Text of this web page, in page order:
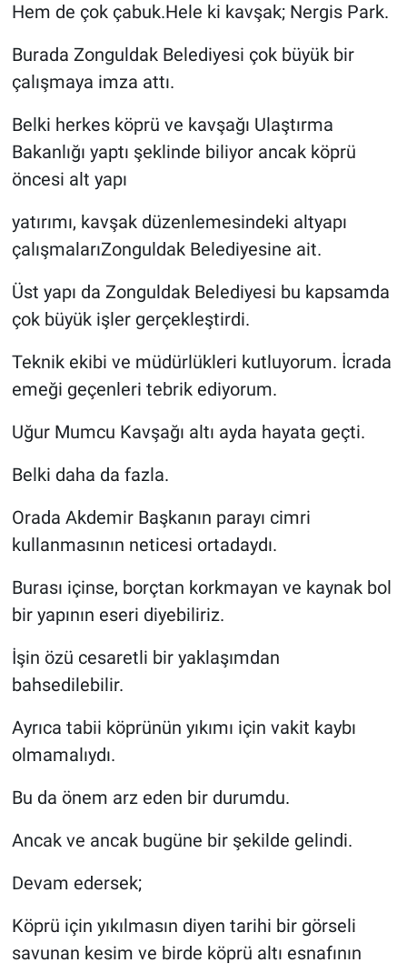
Hem de çok çabuk.Hele ki kavşak; Nergis Park.
Burada Zonguldak Belediyesi çok büyük bir
çalışmaya imza attı.
Belki herkes köprü ve kavşağı Ulaştırma
Bakanlığı yaptı şeklinde biliyor ancak köprü
öncesi alt yapı
yatırımı, kavşak düzenlemesindeki altyapı
çalışmalarıZonguldak Belediyesine ait.
Üst yapı da Zonguldak Belediyesi bu kapsamda
çok büyük işler gerçekleştirdi.
Teknik ekibi ve müdürlükleri kutluyorum. İcrada
emeği geçenleri tebrik ediyorum.
Uğur Mumcu Kavşağı altı ayda hayata geçti.
Belki daha da fazla.
Orada Akdemir Başkanın parayı cimri
kullanmasının neticesi ortadaydı.
Burası içinse, borçtan korkmayan ve kaynak bol
bir yapının eseri diyebiliriz.
İşin özü cesaretli bir yaklaşımdan
bahsedilebilir.
Ayrıca tabii köprünün yıkımı için vakit kaybı
olmamalıydı.
Bu da önem arz eden bir durumdu.
Ancak ve ancak bugüne bir şekilde gelindi.
Devam edersek;
Köprü için yıkılmasın diyen tarihi bir görseli
savunan kesim ve birde köprü altı esnafının